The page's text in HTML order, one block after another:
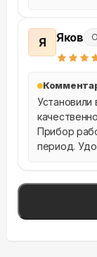
Я Яков
Прибор
период.